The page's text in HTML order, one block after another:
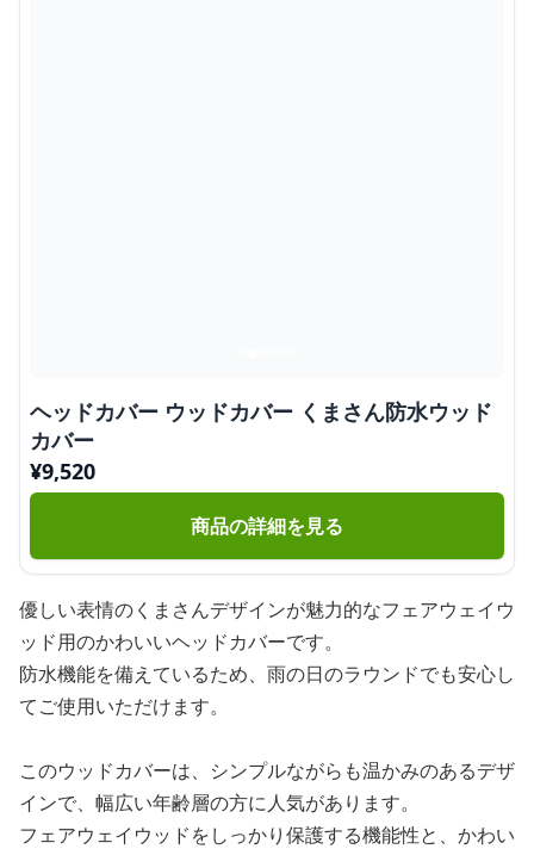
ヘッドカバー ウッドカバー くまさん防水ウッド
カバー
¥9,520
商品の詳細を見る
優しい表情のくまさんデザインが魅力的なフェアウェイウ
ッド用のかわいいヘッドカバーです。
防水機能を備えているため、雨の日のラウンドでも安心し
てご使用いただけます。
このウッドカバーは、シンプルながらも温かみのあるデザ
インで、幅広い年齢層の方に人気があります。
フェアウェイウッドをしっかり保護する機能性と、かわい